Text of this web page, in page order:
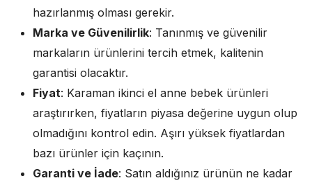
hazırlanmış olması gerekir.
Marka ve Güvenilirlik: Tanınmış ve güvenilir
markaların ürünlerini tercih etmek, kalitenin
garantisi olacaktır.
Fiyat: Karaman ikinci el anne bebek ürünleri
araştırırken, fiyatların piyasa değerine uygun olup
olmadığını kontrol edin. Aşırı yüksek fiyatlardan
bazı ürünler için kaçının.
Garanti ve İade: Satın aldığınız ürünün ne kadar